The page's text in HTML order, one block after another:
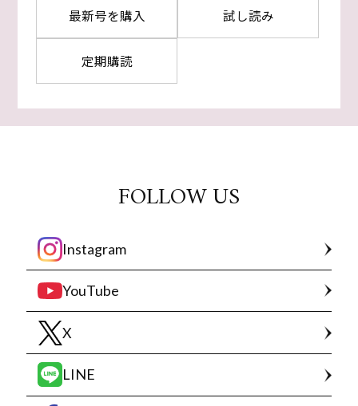
最新号を購入 試し読み
定期購読
FOLLOW US
Instagram
YouTube
X
LINE